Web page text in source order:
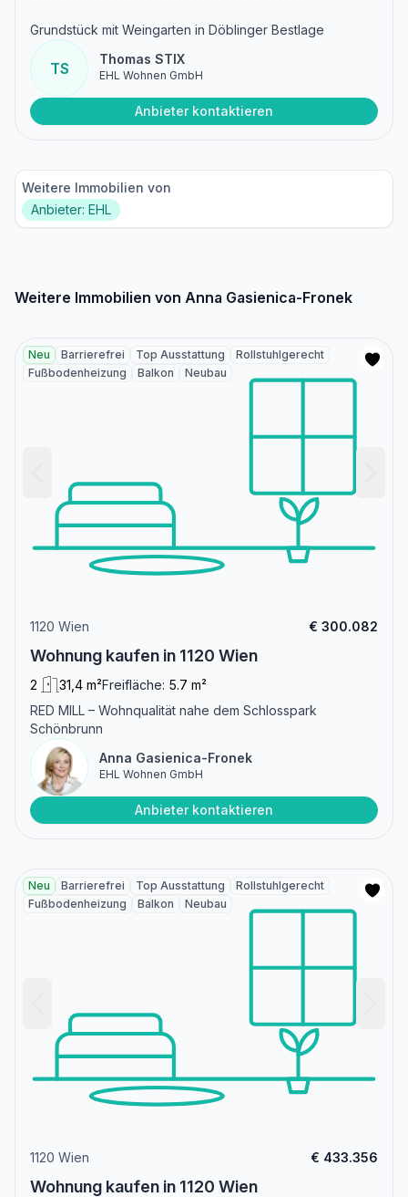
Grundstück mit Weingarten in Döblinger Bestlage
TS
Thomas STIX
EHL Wohnen GmbH
Anbieter kontaktieren
Weitere Immobilien von
Anbieter: EHL
Weitere Immobilien von Anna Gasienica-Fronek
Neu Barrierefrei Top Ausstattung
Rollstuhlgerecht
Fußbodenheizung
Balkon Neubau
1120 Wien € 300.082
Wohnung kaufen in 1120 Wien
2 31,4 m²Freifläche: 5.7 m²
RED MILL – Wohnqualität nahe dem Schlosspark
Schönbrunn
Anna Gasienica-Fronek
EHL Wohnen GmbH
Anbieter kontaktieren
Neu Barrierefrei Top Ausstattung
Rollstuhlgerecht
Fußbodenheizung
Balkon Neubau
1120 Wien € 433.356
Wohnung kaufen in 1120 Wien